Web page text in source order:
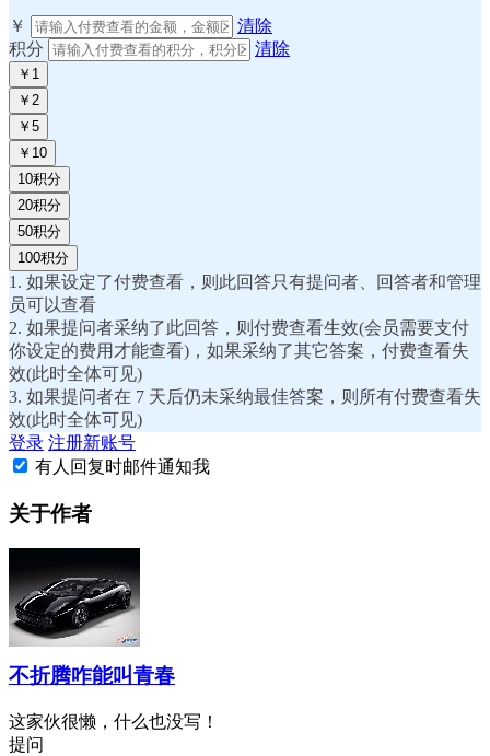
￥
清除
积分
清除
￥1
￥2
￥5
￥10
10积分
20积分
50积分
100积分
1. 如果设定了付费查看，则此回答只有提问者、回答者和管理
员可以查看
2. 如果提问者采纳了此回答，则付费查看生效(会员需要支付
你设定的费用才能查看)，如果采纳了其它答案，付费查看失
效(此时全体可见)
3. 如果提问者在 7 天后仍未采纳最佳答案，则所有付费查看失
效(此时全体可见)
登录 注册新账号
有人回复时邮件通知我
关于作者
不折腾咋能叫青春
这家伙很懒，什么也没写！
提问